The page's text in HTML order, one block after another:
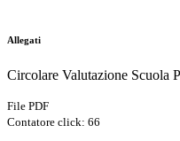
Allegati
Circolare Valutazione Scuola
File PDF
Contatore click: 66